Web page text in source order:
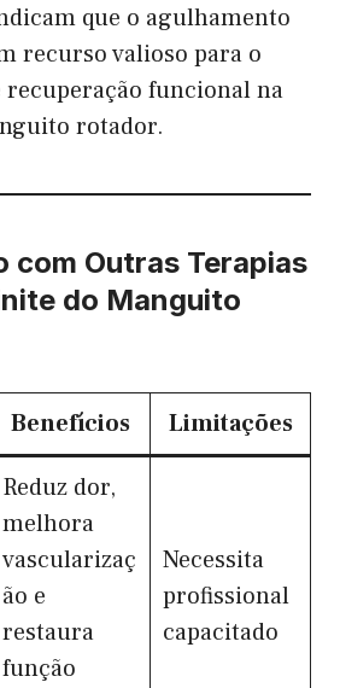
que o agulhamento
recurso valioso para o
recuperação funcional na
rotador.
com Outras Terapias
do Manguito
Benefícios Limitações
Reduz dor,
melhora
vascularizaç
ão e
restaura
função
Necessita
profissional
capacitado